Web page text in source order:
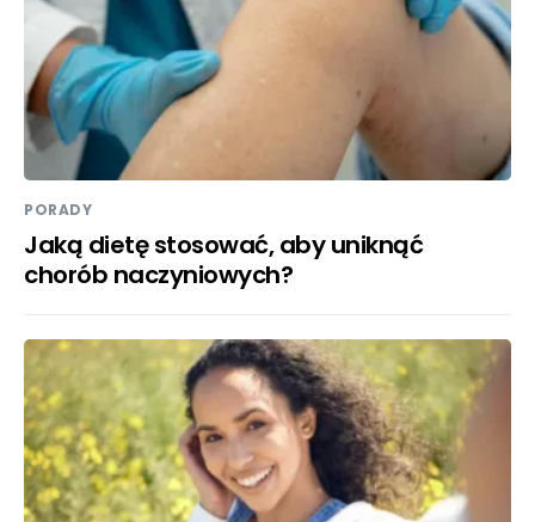
PORADY
Jaką dietę stosować, aby uniknąć
chorób naczyniowych?